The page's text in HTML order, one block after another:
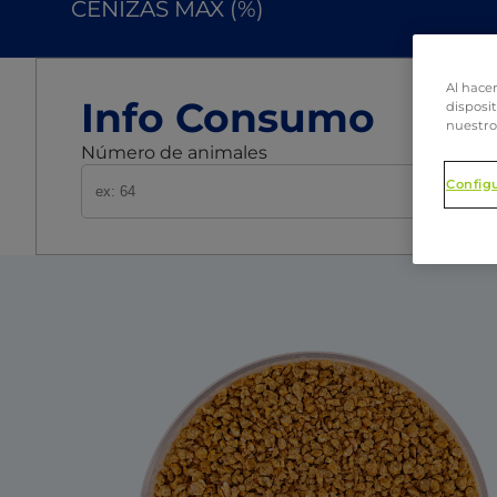
CENIZAS MAX (%)
Info Consumo
Número de animales
Al